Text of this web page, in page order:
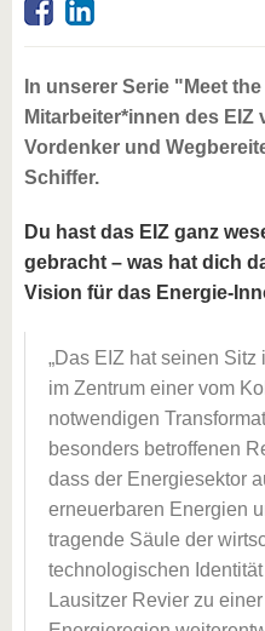
In unserer Serie "Meet
Mitarbeiter*innen des EIZ
Vordenker und
Schiffer.
Du hast das EIZ ganz
gebracht – was hat dich
Vision für das Energie-
Das EIZ hat seinen
im Zentrum einer vom
notwendigen
besonders betroffenen
dass der Energiesektor
erneuerbaren Energien
tragende Säule der
technologischen
Lausitzer Revier zu